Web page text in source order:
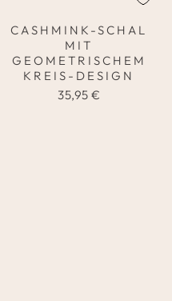
CASHMINK-SCHAL
MIT
GEOMETRISCHEM
KREIS-DESIGN
35,95 €